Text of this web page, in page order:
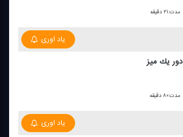
مدت:۲۱ دقیقه
یاد اوری
دور یك میز
مدت:۸۰ دقیقه
یاد اوری